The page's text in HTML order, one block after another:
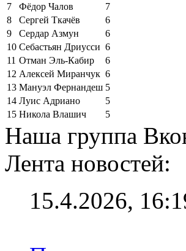
7
Фёдор Чалов
7
8
Сергей Ткачёв
6
9
Сердар Азмун
6
10 Себастьян Дриусси 6
11 Отман Эль-Кабир
6
12 Алексей Миранчук 6
13 Мануэл Фернандеш 5
14 Луис Адриано
5
15 Никола Влашич 5
Наша группа
Лента новостей:
15.4.2026,